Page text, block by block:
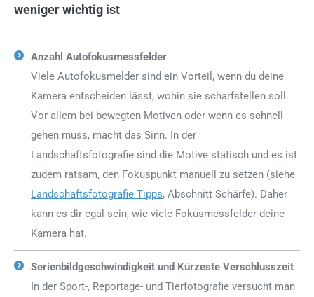
weniger wichtig ist
Anzahl Autofokusmessfelder
Viele Autofokusmelder sind ein Vorteil, wenn du deine
Kamera entscheiden lässt, wohin sie scharfstellen soll.
Vor allem bei bewegten Motiven oder wenn es schnell
gehen muss, macht das Sinn. In der
Landschaftsfotografie sind die Motive statisch und es ist
zudem ratsam, den Fokuspunkt manuell zu setzen (siehe
Landschaftsfotografie Tipps, Abschnitt Schärfe). Daher
kann es dir egal sein, wie viele Fokusmessfelder deine
Kamera hat.
Serienbildgeschwindigkeit und Kürzeste Verschlusszeit
In der Sport-, Reportage- und Tierfotografie versucht man